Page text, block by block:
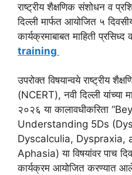
राष्ट्रीय शैक्षणिक संशोधन व
दिल्ली मार्फत आयोजित ५
कार्यक्रमाबाबत माहिती
training
उपरोक्त विषयान्वये राष्ट्रीय
(NCERT), नवी दिल्ली
२०२६ या कालावधीकरिता
Understanding 5Ds
Dyscalculia, Dyspraxia,
Aphasia) या विषयांवर पाच
कार्यक्रम आयोजित करण्यात